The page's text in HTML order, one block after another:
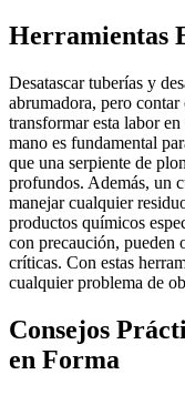
Herramientas
Desatascar tuberías y
abrumadora, pero contar
transformar esta labor
mano es fundamental
que una serpiente de
profundos. Además, un
manejar cualquier
productos químicos
con precaución, pueden
críticas. Con estas
cualquier problema de
Consejos
en Forma